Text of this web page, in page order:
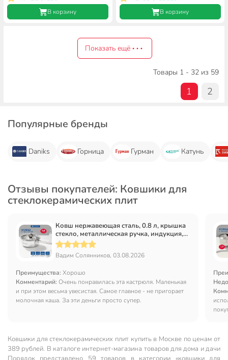
В корзину В корзину
Показать ещё
Товары 1 - 32 из 59
1 2
Популярные бренды
Daniks Горница Гурман Катунь
Отзывы покупателей: Ковшики для
стеклокерамических плит
Ковш нержавеющая сталь, 0.8 л, крышка
стекло, металлическая ручка, индукция,
Daniks, GS-01311-12SP/SD-512S
Вадим Солянников, 03.08.2026
Преимущества: Хорошо
Комментарий: Очень понравилась эта кастрюля. Маленькая
и при этом весьма увесистая. Самое главное - не пригорает
молочная каша. За эти деньги просто супер.
Ковшики для стеклокерамических плит купить в Москве по ценам от
389 рублей. В каталоге интернет-магазина товаров для дома и дачи